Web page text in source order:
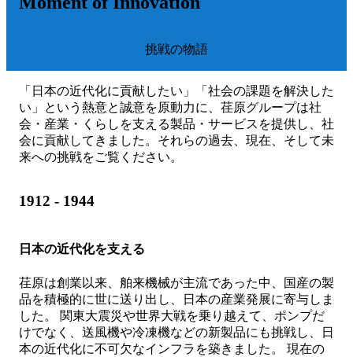
挑戦の物語
「日本の近代化に貢献したい」「社会の課題を解決した
い」という熱意と誠意を原動力に、荏原グループは社
会・産業・くらしを支える製品・サービスを提供し、社
会に貢献してきました。それらの過去、現在、そして未
来への挑戦をご覧ください。
1912 - 1944
日本の近代化を支える
荏原は創業以来、舶来機械が主流であった中、国産の製
品を積極的に世に送り出し、日本の産業発展に寄与しま
した。 関東大震災や世界大戦を乗り越えて、ポンプだ
けでなく、送風機や冷凍機などの新製品にも挑戦し、日
本の近代化に不可欠なインフラを築きました。 現在の